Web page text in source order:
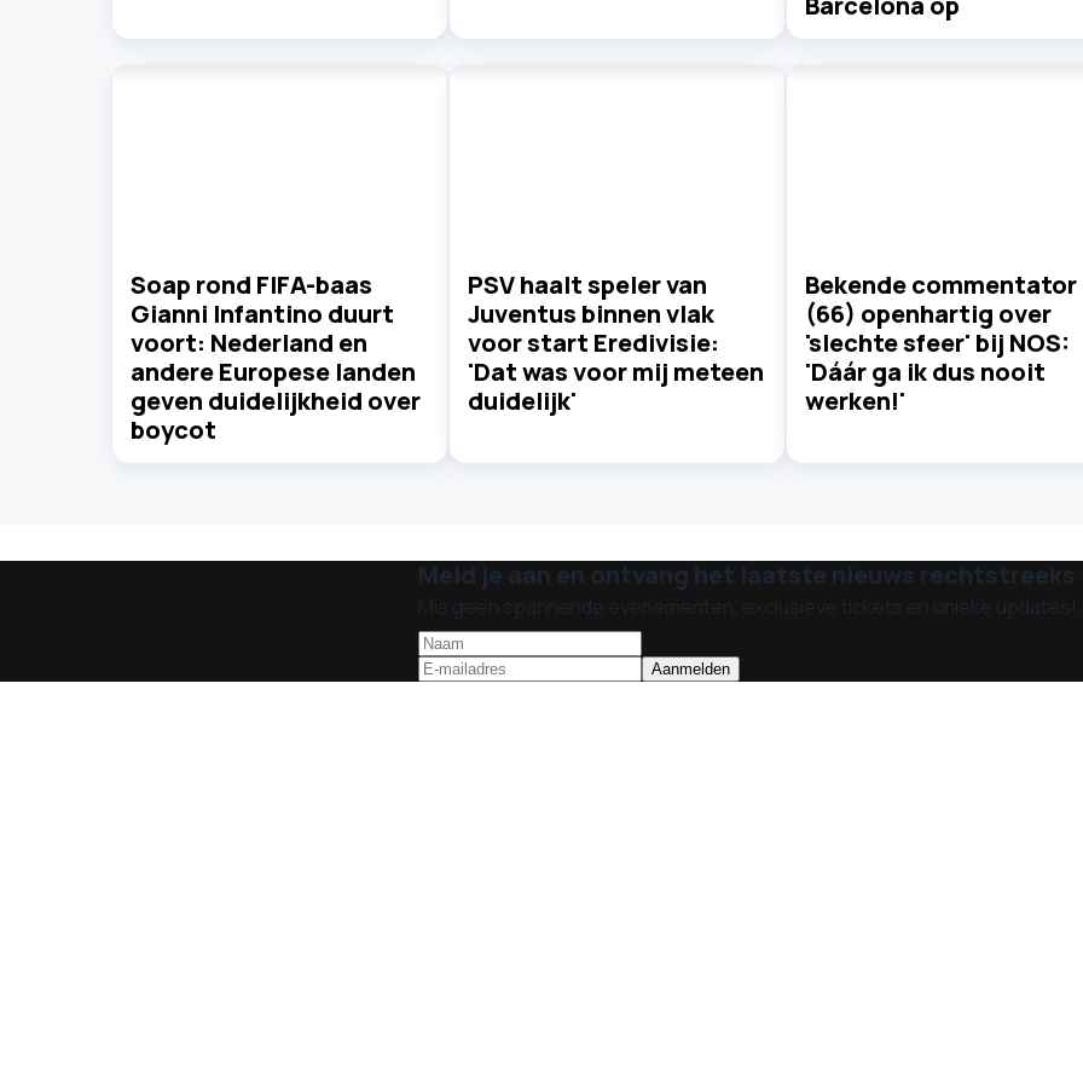
Soap rond FIFA-baas
Gianni Infantino duurt
voort: Nederland en
andere Europese landen
geven duidelijkheid over
boycot
PSV haalt speler van
Juventus binnen vlak
voor start Eredivisie:
'Dat was voor mij meteen
duidelijk'
Bekende commentator
(66) openhartig over
'slechte sfeer' bij NOS:
'Dáár ga ik dus nooit
werken!'
Meld je aan en ontvang het laatste nieuws rechtstreeks
Mis geen spannende evenementen, exclusieve tickets en unieke updates!